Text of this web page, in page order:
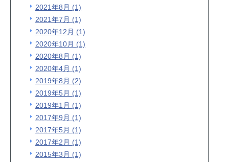
2021年8月 (1)
2021年7月 (1)
2020年12月 (1)
2020年10月 (1)
2020年8月 (1)
2020年4月 (1)
2019年8月 (2)
2019年5月 (1)
2019年1月 (1)
2017年9月 (1)
2017年5月 (1)
2017年2月 (1)
2015年3月 (1)